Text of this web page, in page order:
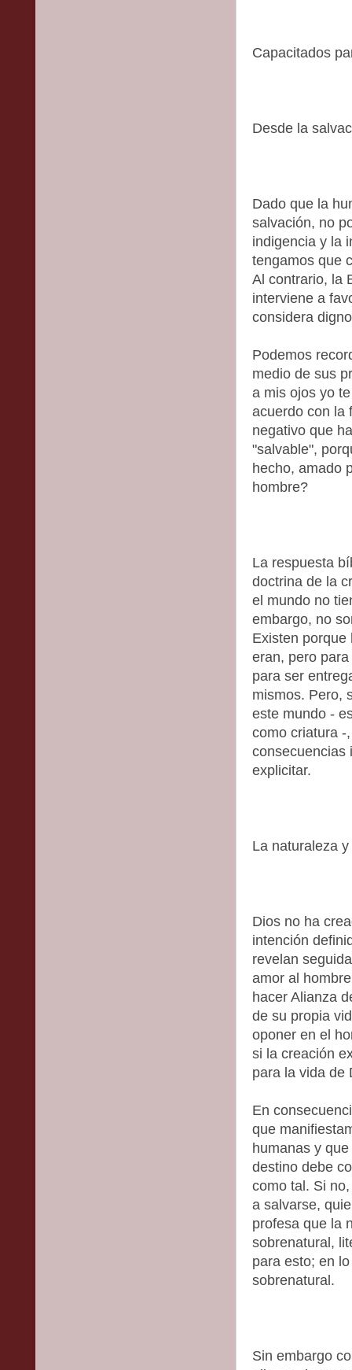
Capacitados
Desde la
Dado que la
salvación, no
indigencia y la
tengamos que
Al contrario, la
interviene a
considera
Podemos
medio de sus
a mis ojos yo
acuerdo con la
negativo que
"salvable",
hecho, amado
hombre?
La respuesta
doctrina de la
el mundo no
embargo, no
Existen porque
eran, pero
para ser
mismos. Pero,
este mundo -
como criatura -
consecuencias
explicitar.
La naturaleza
Dios no ha
intención
revelan
amor al
hacer Alianza
de su propia
oponer en el
si la creación
para la vida de
En
que
humanas y
destino debe
como tal. Si
a salvarse,
profesa que la
sobrenatural,
para esto; en
sobrenatural.
Sin embargo